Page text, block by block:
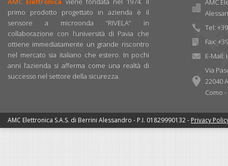
primo prodotto progettato in azienda è il
sensore a microonda “RIVELA” in
collaborazione con l’università di Pavia che
ottiene immediatamente un grande riscontro
nel mercato sia italiano che estero. In pochi
anni l’azienda si afferma come una realtà di
successo nel settore della sicurezza.
AMC
Tel:
Fax:
E-Mail:
Via
22040
Como -
AMC Elettronica S.A.S. di Berrini Alessandro - P.I. 01829990132 - Privacy